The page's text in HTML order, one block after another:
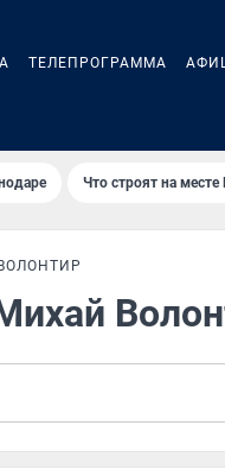
ТЕЛЕПРОГРАММА
Что строят на